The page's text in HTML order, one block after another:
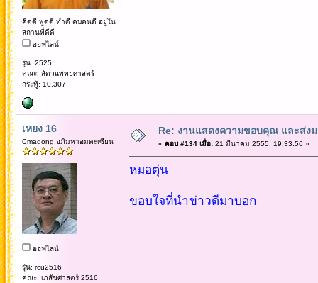
คิดดี พูดดี ทำดี คบคนดี อยู่ใน
สถานที่ดีดี
ออฟไลน์
รุ่น: 2525
คณะ: สัตวแพทยศาสตร์
กระทู้: 10,307
เหยง 16
Cmadong อภิมหาอมตะเซียน
ออฟไลน์
รุ่น: rcu2516
คณะ: เภสัชศาสตร์ 2516
Re: งานแสดงความขอบคุณ และส่ง
« ตอบ #134 เมื่อ:21 มีนาคม 2555, 19:33:56 »
หมอตุ่น
ขอบใจที่นำข่าวดีมาบอก